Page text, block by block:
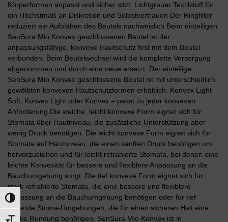
Umschalten auf hohe Kontraste
Körperformen anpasst und sicher sitzt. Lichtgrauer Textilstoff für
ein Höchstmaß an Diskretion und Selbstvertrauen Der Ringfilter
reduziert ein Aufblähen des Beutels nachweislich Beim einteiligen
SenSura Mio Konvex geschlossenen Beutel ist der
anpassungsfähige, konvexe Hautschutz fest mit dem Beutel
verbunden. Beim Beutelwechsel wird die komplette Versorgung
abgenommen und durch eine neue ersetzt. Der einteilige
SenSura Mio Konvex geschlossene Beutel ist mit unterschiedlich
gewölbten konvexen Hautschutzformen erhältlich: Konvex Light
Soft, Konvex Light oder Konvex – passt zu jeder konvexen
Anforderung.Die weiche, leicht konvexe Form eignet sich für
Stomata über Hautniveau, die zusätzliche Unterstützung aber
wenig Druck benötigen. Die leicht konvexe Form eignet sich für
Stomata auf Hautniveau, die einen sanften Druck benötigen um
hervorzustehen und für leicht retrahierte Stomata, bei denen eine
leichte Konvexität für bessere und flexiblere Anpassung an die
Bauchumgebung sorgt. Die tief konvexe Form eignet sich für
stark retrahierte Stomata, die eine bessere und flexiblere
Anpassung an die Bauchumgebung benötigen oder für tief
liegende Stoma-Umgebungen, die für einen sicheren Halt eine
starke Rundung benötigen. SenSura Mio Konvex ist in